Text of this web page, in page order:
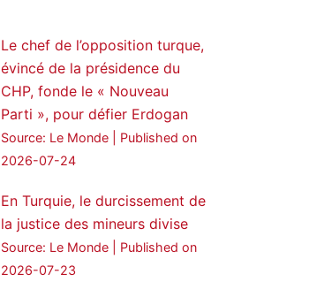
Forces, SDF appoints
hauro Abgar Daoud
from the ranks of
Syriac Military Council,
MFS as official
spokesperson. We
wish you success
ܟܫܝܪܘܬܐ ܒܘܠܝܬܐ ܚܘܪܐ
Le chef de l’opposition turque,
évincé de la présidence du
CHP, fonde le « Nouveau
Parti », pour défier Erdogan
Source: Le Monde
Published on
2026-07-24
En Turquie, le durcissement de
la justice des mineurs divise
Source: Le Monde
Published on
2026-07-23